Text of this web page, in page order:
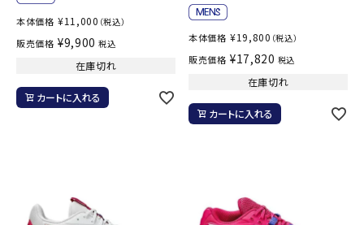
本体価格 ¥11,000 （税込）
販売価格 ¥9,900 税込
在庫切れ
カートに入れる
本体価格 ¥19,800 （税込）
販売価格 ¥17,820 税込
在庫切れ
カートに入れる